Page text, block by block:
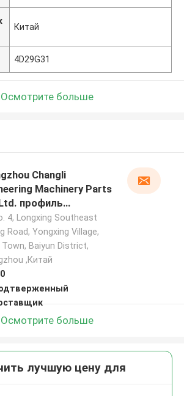
Китай
4D29G31
Осмотрите больше
Changli
Machinery Parts
профиль
4, Longxing Southeast
Road, Yongxing Village,
Town, Baiyun District,
,Китай
Осмотрите больше
лучшую цену для